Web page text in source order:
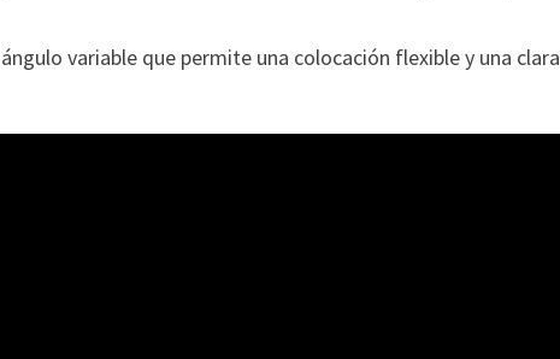
variable que permite una colocación flexible y una clara